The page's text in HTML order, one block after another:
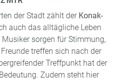
der Stadt zählt der Konak-
auch das alltägliche Leben
sorgen für Stimmung,
treffen sich nach der
Treffpunkt hat der
Zudem steht hier